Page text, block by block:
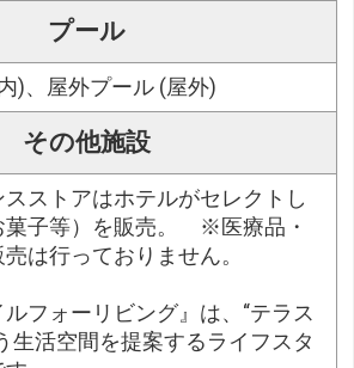
プール
)、屋外プール (屋外)
その他施設
ストアはホテルがセレクトし
菓子等）を販売。 ※医療品・
は行っておりません。
ルフォーリビング』は、“テラス
生活空間を提案するライフスタ